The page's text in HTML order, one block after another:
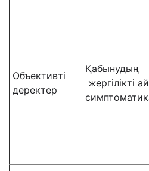
Объективті
деректер
Қабынудың
жергілікті